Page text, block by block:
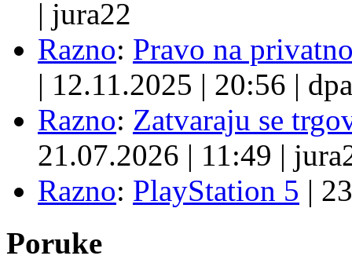
| jura22
Razno: Pravo na
| 12.11.2025 | 20:56 |
Razno: Zatvaraju se
21.07.2026 | 11:49 |
Razno: PlayStation 5 |
Poruke